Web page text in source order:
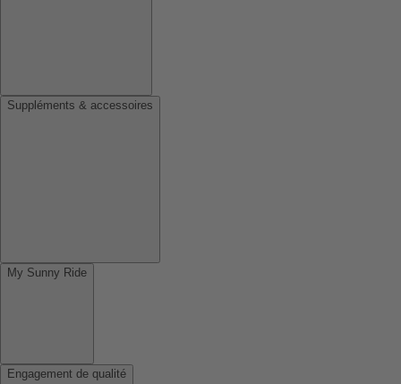
Suppléments & accessoires
My Sunny Ride
Engagement de qualité